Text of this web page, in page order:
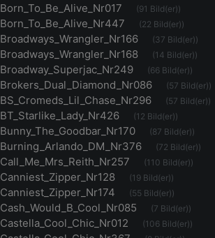
Born_To_Be_Alive_Nr017 (91 Bild(er))
Born_To_Be_Alive_Nr447 (22 Bild(er))
Broadways_Wrangler_Nr166 (37 Bild(er))
Broadways_Wrangler_Nr168 (14 Bild(er))
Broadway_Superjac_Nr249 (66 Bild(er))
Brokers_Dual_Diamond_Nr086 (57 Bild(er))
BS_Cromeds_Lil_Chase_Nr296 (57 Bild(er))
BT_Starlike_Lady_Nr426 (12 Bild(er))
Bunny_The_Goodbar_Nr170 (87 Bild(er))
Burning_Arlando_DM_Nr376 (72 Bild(er))
Call_Me_Mrs_Reith_Nr257 (110 Bild(er))
Canniest_Zipper_Nr128 (19 Bild(er))
Canniest_Zipper_Nr174 (55 Bild(er))
Cash_Would_B_Cool_Nr085 (7 Bild(er))
Castella_Cool_Chic_Nr012 (106 Bild(er))